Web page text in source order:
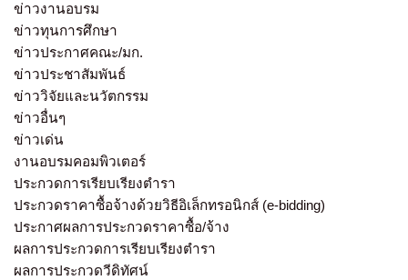
ข่าวงานอบรม
ข่าวทุนการศึกษา
ข่าวประกาศคณะ/มก.
ข่าวประชาสัมพันธ์
ข่าววิจัยและนวัตกรรม
ข่าวอื่นๆ
ข่าวเด่น
งานอบรมคอมพิวเตอร์
ประกวดการเรียบเรียงตำรา
ประกวดราคาซื้อจ้างด้วยวิธีอิเล็กทรอนิกส์ (e-bidding)
ประกาศผลการประกวดราคาซื้อ/จ้าง
ผลการประกวดการเรียบเรียงตำรา
ผลการประกวดวีดิทัศน์